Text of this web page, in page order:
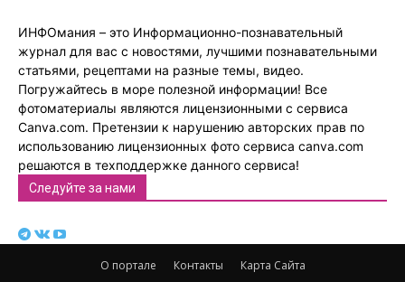
ИНФОмания – это Информационно-познавательный
журнал для вас с новостями, лучшими познавательными
статьями, рецептами на разные темы, видео.
Погружайтесь в море полезной информации! Все
фотоматериалы являются лицензионными с сервиса
Canva.com. Претензии к нарушению авторских прав по
использованию лицензионных фото сервиса canva.com
решаются в техподдержке данного сервиса!
Следуйте за нами
О портале Контакты Карта Сайта